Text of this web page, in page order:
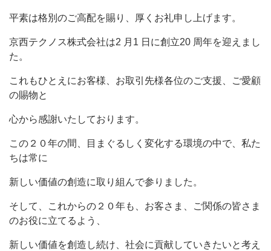
平素は格別のご高配を賜り、厚くお礼申し上げます。
京西テクノス株式会社は2 月1 日に創立20 周年を迎えまし
た。
これもひとえにお客様、お取引先様各位のご支援、ご愛顧
の賜物と
心から感謝いたしております。
この２０年の間、目まぐるしく変化する環境の中で、私た
ちは常に
新しい価値の創造に取り組んで参りました。
そして、これからの２０年も、お客さま、ご関係の皆さま
のお役に立てるよう、
新しい価値を創造し続け、社会に貢献していきたいと考え